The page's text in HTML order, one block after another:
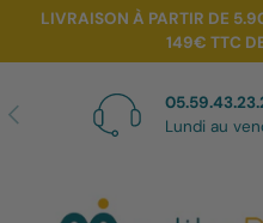
Aller au contenu
LIVRAISON À PARTIR DE
149€ TTC
Précédent
Lundi au